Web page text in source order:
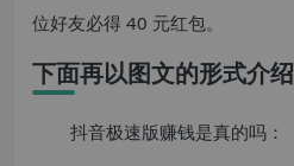
位好友必得 40 元红包。
下面再以图文的形式介绍
抖音极速版赚钱是真的吗：